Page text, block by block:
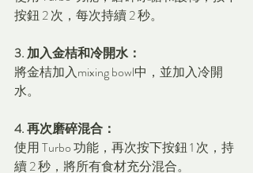
按鈕 2 次，每次持續 2 秒。
3. 加入金桔和冷開水：
將金桔加入mixing bowl中，並加入冷開
水。
4. 再次磨碎混合：
使用 Turbo 功能，再次按下按鈕 1 次，持
續 2 秒，將所有食材充分混合。